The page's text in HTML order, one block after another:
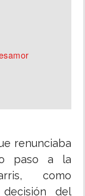
renunciaba
paso a la
como
del